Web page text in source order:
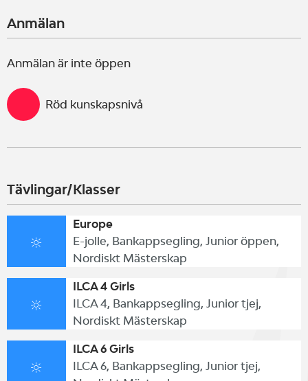
Anmälan
Anmälan är inte öppen
Röd kunskapsnivå
Tävlingar/Klasser
Europe
E-jolle, Bankappsegling, Junior öppen,
Nordiskt Mästerskap
ILCA 4 Girls
ILCA 4, Bankappsegling, Junior tjej,
Nordiskt Mästerskap
ILCA 6 Girls
ILCA 6, Bankappsegling, Junior tjej,